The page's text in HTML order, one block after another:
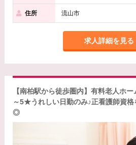
住所 流山市
求人詳細を見る
【南柏駅から徒歩圏内】有料老人ホ
～5★うれしい日勤のみ♪正看護師資
◎